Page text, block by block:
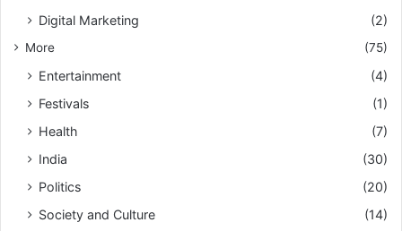
Digital Marketing (2)
More (75)
Entertainment
(4)
Festivals
(1)
Health
(7)
India
(30)
Politics
(20)
Society and Culture
(14)